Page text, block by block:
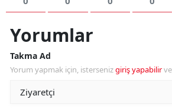
Yorumlar
Takma Ad
Yorum yapmak için, istersenizgiriş yapabilir